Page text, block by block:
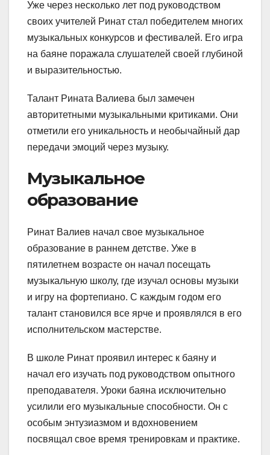
Уже через несколько лет под руководством
своих учителей Ринат стал победителем многих
музыкальных конкурсов и фестивалей. Его игра
на баяне поражала слушателей своей глубиной
и выразительностью.
Талант Рината Валиева был замечен
авторитетными музыкальными критиками. Они
отметили его уникальность и необычайный дар
передачи эмоций через музыку.
Музыкальное
образование
Ринат Валиев начал свое музыкальное
образование в раннем детстве. Уже в
пятилетнем возрасте он начал посещать
музыкальную школу, где изучал основы музыки
и игру на фортепиано. С каждым годом его
талант становился все ярче и проявлялся в его
исполнительском мастерстве.
В школе Ринат проявил интерес к баяну и
начал его изучать под руководством опытного
преподавателя. Уроки баяна исключительно
усилили его музыкальные способности. Он с
особым энтузиазмом и вдохновением
посвящал свое время тренировкам и практике.